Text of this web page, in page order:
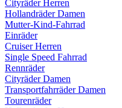
Cityräder Herren
Hollandräder Damen
Mutter-Kind-Fahrrad
Einräder
Cruiser Herren
Single Speed Fahrrad
Rennräder
Cityräder Damen
Transportfahrräder Damen
Tourenräder